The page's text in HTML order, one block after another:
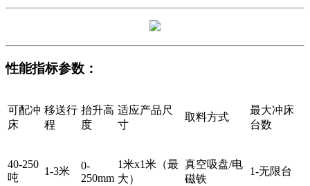
性能指标参数：
可配冲
床
移送行
程
抬升高
度
适应产品尺
寸
取料方式
最大冲床
台数
40-250
吨
1-3米
0-
250mm
1米x1米（最
大）
真空吸盘/电
磁铁
1-无限台